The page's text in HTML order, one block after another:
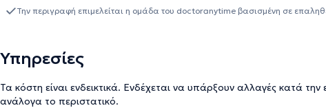
Την περιγραφή επιμελείται η ομάδα του doctoranytime βασισμένη σε
Υπηρεσίες
Τα κόστη είναι ενδεικτικά. Ενδέχεται να υπάρξουν αλλαγές κατά την
ανάλογα το περιστατικό.